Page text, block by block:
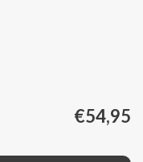
€54,95